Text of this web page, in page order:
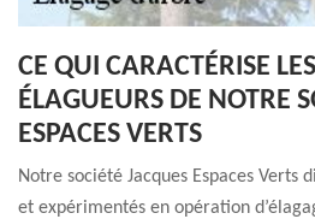
CE QUI CARACTÉRISE
ÉLAGUEURS DE NOTRE
ESPACES VERTS
Notre société Jacques Espaces Verts
et expérimentés en opération